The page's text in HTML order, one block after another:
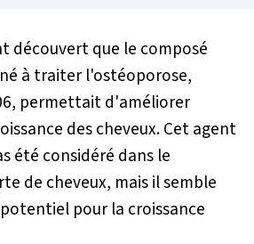
découvert que le composé
à traiter l'ostéoporose,
permettait d'améliorer
des cheveux. Cet agent
été considéré dans le
de cheveux, mais il semble
pour la croissance